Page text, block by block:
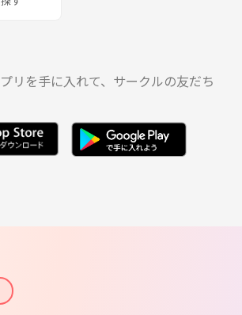
リを手に入れて、サークルの友だち